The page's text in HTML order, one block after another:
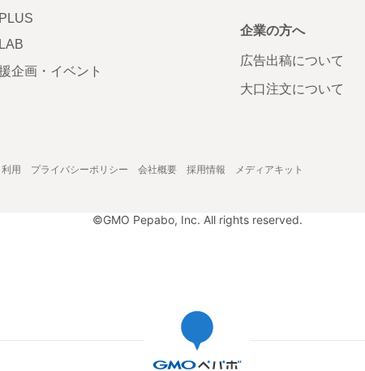
企画・イベント
企業の方へ
広告出稿について
大口注文について
用 プライバシーポリシー 会社概要 採用情報 メディアキット
©GMO Pepabo, Inc. All rights reserved.